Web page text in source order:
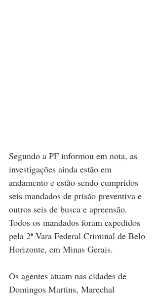
Segundo a PF informou em nota, as
investigações ainda estão em
andamento e estão sendo cumpridos
seis mandados de prisão preventiva e
outros seis de busca e apreensão.
Todos os mandados foram expedidos
pela 2ª Vara Federal Criminal de Belo
Horizonte, em Minas Gerais.
Os agentes atuam nas cidades de
Domingos Martins, Marechal